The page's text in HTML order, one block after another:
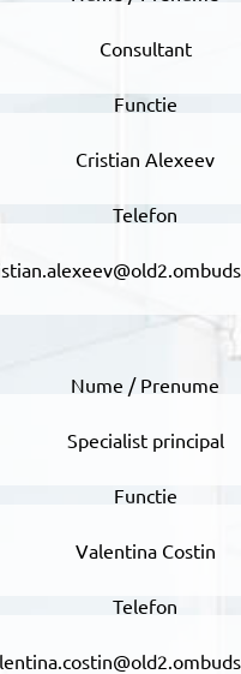
Consultant
Cristian Alexeev
Specialist principal
Valentina Costin